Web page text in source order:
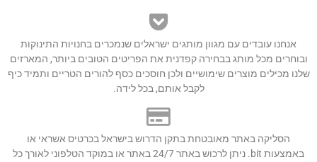
אנחנו עובדים עם מגוון מותגים ישראלים שנמכרים בחנויות התינוקות
ובוחרים מכל מותג בבחירה קפדנית את הפריטים הטובים ביותר, המארזים
שלנו מכילים מוצרים שימושיים ולכן חוסכים כסף להורים הטריים ותמיד כיף
לקבל אותם, בכל לידה.
הסליקה באתר מאובטחת בתקן הדרוש בישראל בכרטיס אשראי או
באמצעות bit. ניתן לרכוש באתר 24/7 באתר או במוקד הטלפוני לאורך כל